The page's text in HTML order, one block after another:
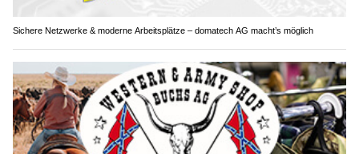
Sichere Netzwerke & moderne Arbeitsplätze – domatech AG macht’s möglich